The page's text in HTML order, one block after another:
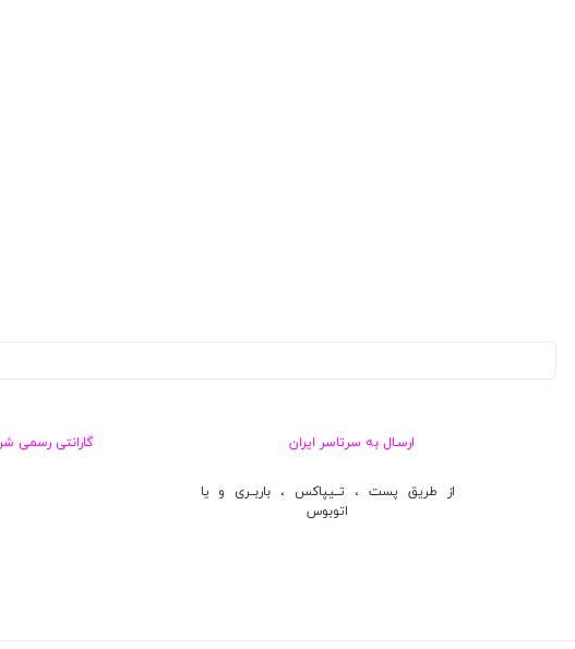
ارسـال به سرتاسر ایران
از طریق پست ، تــیپاکس ، باربــری و یا
اتوبوس
گارانتی رسمی